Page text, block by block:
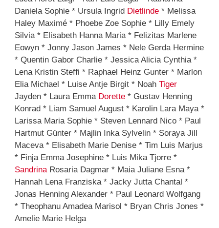
Daniela Sophie * Ursula Ingrid Dietlinde * Melissa
Haley Maximé * Phoebe Zoe Sophie * Lilly Emely
Silvia * Elisabeth Hanna Maria * Felizitas Marlene
Eowyn * Jonny Jason James * Nele Gerda Hermine
* Quentin Gabor Charlie * Jessica Alicia Cynthia *
Lena Kristin Steffi * Raphael Heinz Gunter * Marlon
Elia Michael * Luise Antje Birgit * Noah Tiger
Jayden * Laura Emma Dorette * Gustav Henning
Konrad * Liam Samuel August * Karolin Lara Maya *
Larissa Maria Sophie * Steven Lennard Nico * Paul
Hartmut Günter * Majlin Inka Sylvelin * Soraya Jill
Maceva * Elisabeth Marie Denise * Tim Luis Marjus
* Finja Emma Josephine * Luis Mika Tjorre *
Sandrina Rosaria Dagmar * Maia Juliane Esna *
Hannah Lena Franziska * Jacky Jutta Chantal *
Jonas Henning Alexander * Paul Leonard Wolfgang
* Theophanu Amadea Marisol * Bryan Chris Jones *
Amelie Marie Helga